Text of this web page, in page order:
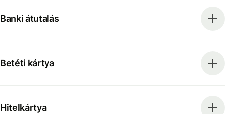
Banki átutalás
Betéti kártya
Hitelkártya